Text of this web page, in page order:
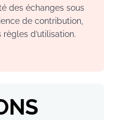
des échanges sous
de contribution,
d’utilisation.